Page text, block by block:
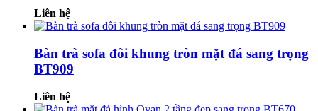
Liên hệ
Bàn trà sofa đôi khung tròn mặt đá sang trọng
BT909
Liên hệ